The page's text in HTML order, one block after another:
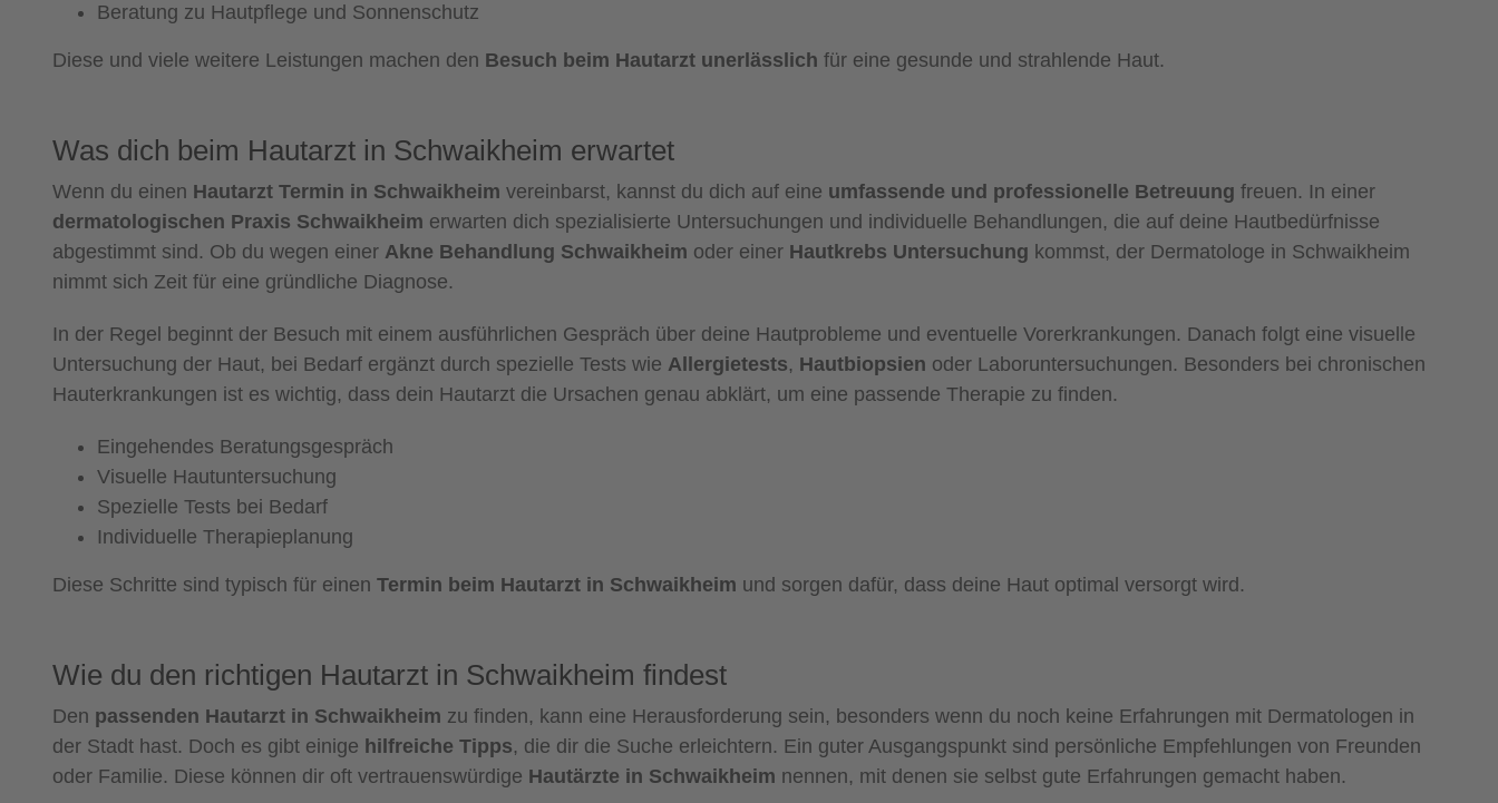
Beratung zu Hautpflege und Sonnenschutz
Diese und viele weitere Leistungen machen den Besuch beim Hautarzt unerlässlich für eine gesunde und strahlende Haut.
Was dich beim Hautarzt in Schwaikheim erwartet
Wenn du einen Hautarzt Termin in Schwaikheim vereinbarst, kannst du dich auf eine umfassende und professionelle Betreuung freuen. In einer
dermatologischen Praxis Schwaikheim erwarten dich spezialisierte Untersuchungen und individuelle Behandlungen, die auf deine Hautbedürfnisse
abgestimmt sind. Ob du wegen einer Akne Behandlung Schwaikheim oder einer Hautkrebs Untersuchung kommst, der Dermatologe in Schwaikheim
nimmt sich Zeit für eine gründliche Diagnose.
In der Regel beginnt der Besuch mit einem ausführlichen Gespräch über deine Hautprobleme und eventuelle Vorerkrankungen. Danach folgt eine visuelle
Untersuchung der Haut, bei Bedarf ergänzt durch spezielle Tests wie Allergietests, Hautbiopsien oder Laboruntersuchungen. Besonders bei chronischen
Hauterkrankungen ist es wichtig, dass dein Hautarzt die Ursachen genau abklärt, um eine passende Therapie zu finden.
Eingehendes Beratungsgespräch
Visuelle Hautuntersuchung
Spezielle Tests bei Bedarf
Individuelle Therapieplanung
Diese Schritte sind typisch für einen Termin beim Hautarzt in Schwaikheim und sorgen dafür, dass deine Haut optimal versorgt wird.
Wie du den richtigen Hautarzt in Schwaikheim findest
Den passenden Hautarzt in Schwaikheim zu finden, kann eine Herausforderung sein, besonders wenn du noch keine Erfahrungen mit Dermatologen in
der Stadt hast. Doch es gibt einige hilfreiche Tipps, die dir die Suche erleichtern. Ein guter Ausgangspunkt sind persönliche Empfehlungen von Freunden
oder Familie. Diese können dir oft vertrauenswürdige Hautärzte in Schwaikheim nennen, mit denen sie selbst gute Erfahrungen gemacht haben.